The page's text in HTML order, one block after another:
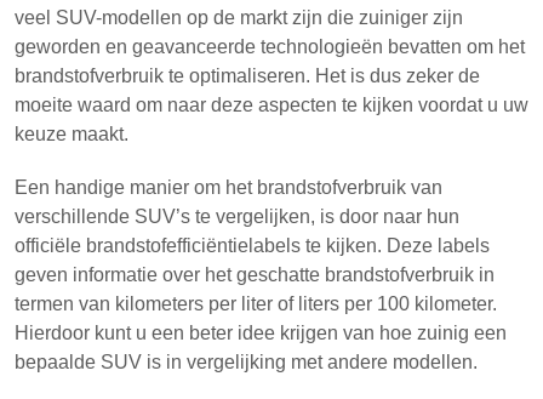
veel SUV-modellen op de markt zijn die zuiniger zijn
geworden en geavanceerde technologieën bevatten om het
brandstofverbruik te optimaliseren. Het is dus zeker de
moeite waard om naar deze aspecten te kijken voordat u uw
keuze maakt.
Een handige manier om het brandstofverbruik van
verschillende SUV’s te vergelijken, is door naar hun
officiële brandstofefficiëntielabels te kijken. Deze labels
geven informatie over het geschatte brandstofverbruik in
termen van kilometers per liter of liters per 100 kilometer.
Hierdoor kunt u een beter idee krijgen van hoe zuinig een
bepaalde SUV is in vergelijking met andere modellen.